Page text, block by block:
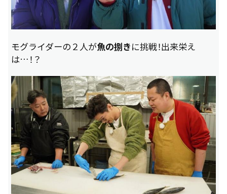
モグライダーの２人が魚の捌きに挑戦！出来栄え
は…！？